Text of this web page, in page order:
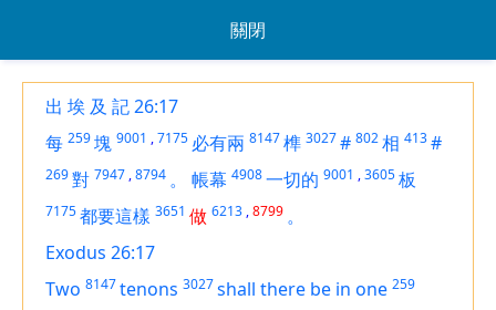
關閉
出 埃 及 記 26:17
每 259塊 9001 ,7175 必有兩 8147榫 3027# 802相 413#
269對 7947 ,8794 。 帳幕 4908一切的 9001 ,3605板
7175都要這樣 3651 做 6213 ,8799 。
Exodus 26:17
Two 8147tenons 3027shall there be in one 259